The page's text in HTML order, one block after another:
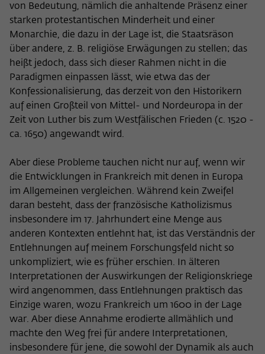
von Bedeutung, nämlich die anhaltende Präsenz einer
starken protestantischen Minderheit und einer
Monarchie, die dazu in der Lage ist, die Staatsräson
über andere, z. B. religiöse Erwägungen zu stellen; das
heißt jedoch, dass sich dieser Rahmen nicht in die
Paradigmen einpassen lässt, wie etwa das der
Konfessionalisierung, das derzeit von den Historikern
auf einen Großteil von Mittel- und Nordeuropa in der
Zeit von Luther bis zum Westfälischen Frieden (c. 1520 -
ca. 1650) angewandt wird.
Aber diese Probleme tauchen nicht nur auf, wenn wir
die Entwicklungen in Frankreich mit denen in Europa
im Allgemeinen vergleichen. Während kein Zweifel
daran besteht, dass der französische Katholizismus
insbesondere im 17. Jahrhundert eine Menge aus
anderen Kontexten entlehnt hat, ist das Verständnis der
Entlehnungen auf meinem Forschungsfeld nicht so
unkompliziert, wie es früher erschien. In älteren
Interpretationen der Auswirkungen der Religionskriege
wird angenommen, dass Entlehnungen praktisch das
Einzige waren, wozu Frankreich um 1600 in der Lage
war. Aber diese Annahme erodierte allmählich und
machte den Weg frei für andere Interpretationen,
insbesondere für jene, die sowohl der Dynamik als auch